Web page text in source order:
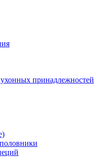
принадлежностей